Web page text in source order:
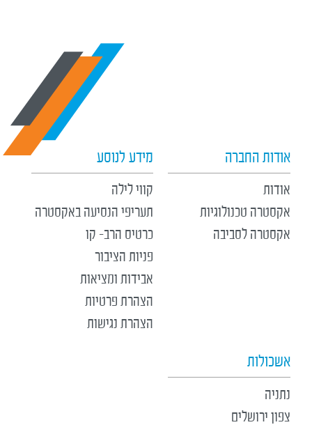
אודות החברה
אודות
אקסטרה טכנולוגיות
אקסטרה לסביבה
מידע לנוסע
קווי לילה
תעריפי הנסיעה באקסטרה
כרטיס הרב- קו
פניות הציבור
אבידות ומציאות
הצהרת פרטיות
הצהרת נגישות
אשכולות
נתניה
צפון ירושלים